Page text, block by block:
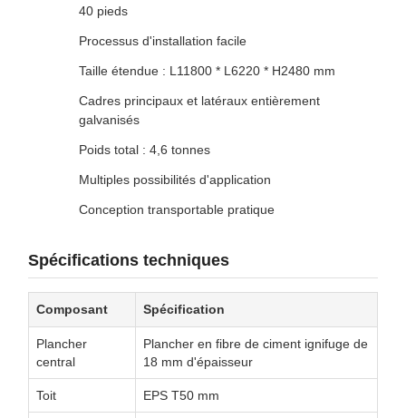
40 pieds
Processus d'installation facile
Taille étendue : L11800 * L6220 * H2480 mm
Cadres principaux et latéraux entièrement
galvanisés
Poids total : 4,6 tonnes
Multiples possibilités d'application
Conception transportable pratique
Spécifications techniques
Composant Spécification
Plancher
central
Plancher en fibre de ciment ignifuge de
18 mm d'épaisseur
Toit EPS T50 mm